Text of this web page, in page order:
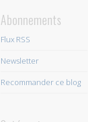
Abonnements
Flux RSS
Newsletter
Recommander ce blog